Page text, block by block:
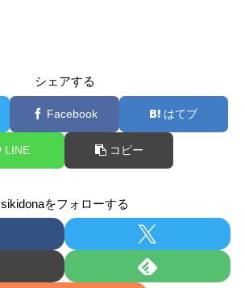
シェアする
Facebook はてブ
LINE コピー
sikidonaをフォローする